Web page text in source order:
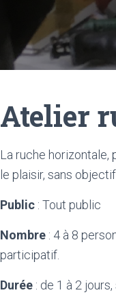
Atelier
La ruche horizontale,
le plaisir, sans
Public : Tout public
Nombre : 4 à 8
participatif.
Durée : de 1 à 2